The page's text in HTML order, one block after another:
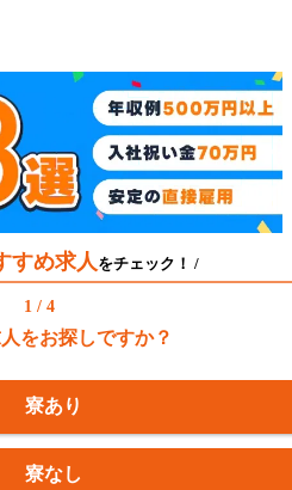
すめ求人をチェック！ /
1 / 4
をお探しですか？
寮あり
寮なし